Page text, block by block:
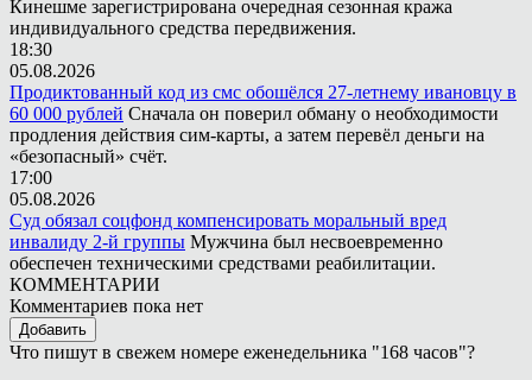
Кинешме зарегистрирована очередная сезонная кража
индивидуального средства передвижения.
18:30
05.08.2026
Продиктованный код из смс обошёлся 27-летнему ивановцу в
60 000 рублей Сначала он поверил обману о необходимости
продления действия сим-карты, а затем перевёл деньги на
«безопасный» счёт.
17:00
05.08.2026
Суд обязал соцфонд компенсировать моральный вред
инвалиду 2-й группы Мужчина был несвоевременно
обеспечен техническими средствами реабилитации.
КОММЕНТАРИИ
Комментариев пока нет
Добавить
Что пишут в свежем номере еженедельника "168 часов"?